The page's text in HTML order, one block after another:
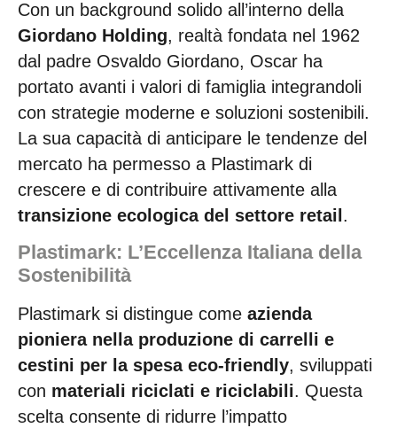
Con un background solido all’interno della
Giordano Holding, realtà fondata nel 1962
dal padre Osvaldo Giordano, Oscar ha
portato avanti i valori di famiglia integrandoli
con strategie moderne e soluzioni sostenibili.
La sua capacità di anticipare le tendenze del
mercato ha permesso a Plastimark di
crescere e di contribuire attivamente alla
transizione ecologica del settore retail .
Plastimark: L’Eccellenza Italiana della
Sostenibilità
Plastimark si distingue come azienda
pioniera nella produzione di carrelli e
cestini per la spesa eco-friendly, sviluppati
con materiali riciclati e riciclabili. Questa
scelta consente di ridurre l’impatto